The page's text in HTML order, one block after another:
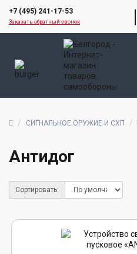
+7 (495) 241-17-53
Заказать обратный звонок
СИГНАЛЬНОЕ ОРУЖИЕ И СХП
Антидог
Сортировать: